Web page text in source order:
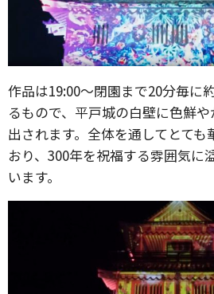
作品は19:00〜閉園まで20分毎に
るもので、平戸城の白壁に色鮮
出されます。全体を通してとて
おり、300年を祝福する雰囲気に
います。